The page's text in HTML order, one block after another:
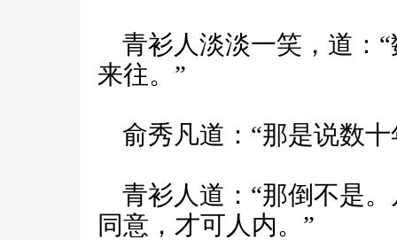
青衫人淡淡一笑，道：
来往。”
俞秀凡道：“那是说数十
青衫人道：“那倒不是
同意，才可人内。”